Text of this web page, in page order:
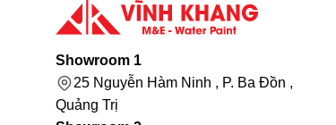
Showroom 1
25 Nguyễn Hàm Ninh , P. Ba Đồn ,
Quảng Trị